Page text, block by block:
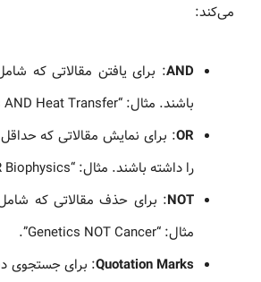
می‌کند:
AND: برای یافتن مقالاتی که
باشند. مثال: “Thermodynamics AND Heat Transfer”.
OR: برای نمایش مقالاتی که
را داشته باشند. مثال: “Biomechanics OR Biophysics”.
NOT: برای حذف مقالاتی که
مثال: “Genetics NOT Cancer”.
Quotation Marks: برای جستجوی